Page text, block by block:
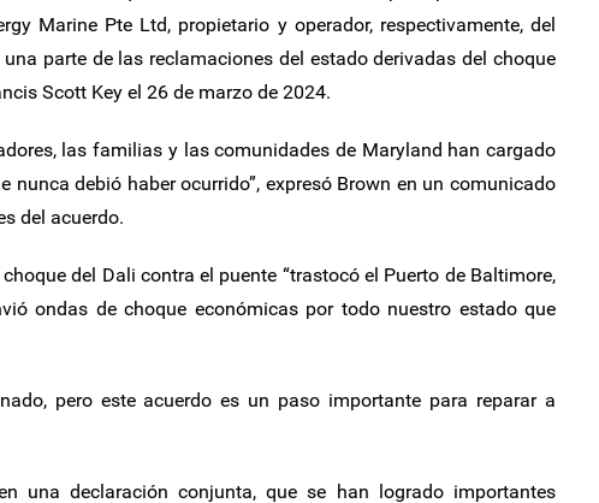
Marine Pte Ltd, propietario y operador, respectivamente, del
parte de las reclamaciones del estado derivadas del choque
Scott Key el 26 de marzo de 2024.
las familias y las comunidades de Maryland han cargado
nunca debió haber ocurrido”, expresó Brown en un comunicado
del acuerdo.
del Dali contra el puente “trastocó el Puerto de Baltimore,
ondas de choque económicas por todo nuestro estado que
pero este acuerdo es un paso importante para reparar a
una declaración conjunta, que se han logrado importantes